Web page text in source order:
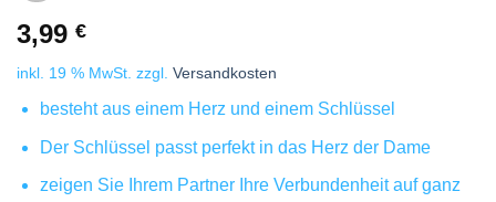
3,99 €
inkl. 19 % MwSt. zzgl. Versandkosten
besteht aus einem Herz und einem Schlüssel
Der Schlüssel passt perfekt in das Herz der Dame
zeigen Sie Ihrem Partner Ihre Verbundenheit auf ganz